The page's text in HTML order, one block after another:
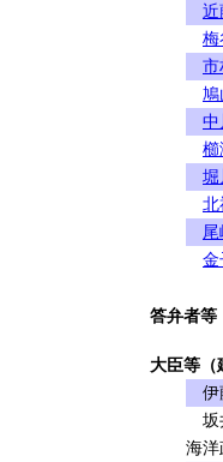
近
梅
市
鳩
中
櫛
堀
北
金
答弁者等
大臣等（
伊
坂
海洋